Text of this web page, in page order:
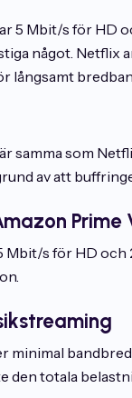
5 Mbit/s för HD
något. Netflix
långsamt
samma som
av att
Prime
Mbit/s för HD
minimal
den totala